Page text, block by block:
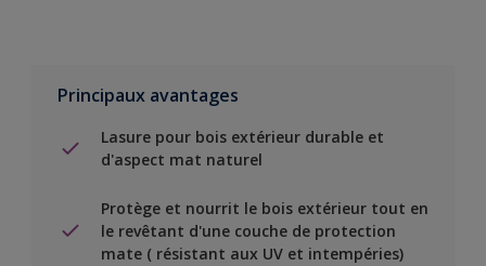
Principaux avantages
Lasure pour bois extérieur durable et
d'aspect mat naturel
Protège et nourrit le bois extérieur tout en
le revêtant d'une couche de protection
mate ( résistant aux UV et intempéries)